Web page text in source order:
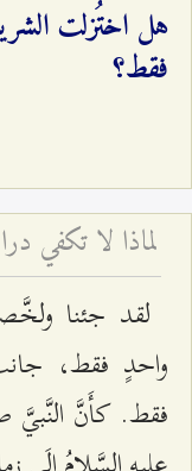
هل اختُزلت
فقط؟
لقد جئنا
واحدٍ فقط،
فقط. كأَنَّ النَّبيَّ